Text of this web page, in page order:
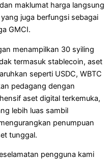
maklumat harga langsung
juga berfungsi sebagai
GMCI.
menampilkan 30 syiling
termasuk stablecoin, aset
seperti USDC, WBTC
pedagang dengan
aset digital terkemuka,
lebih luas sambil
penumpuan
tunggal.
pengguna kami